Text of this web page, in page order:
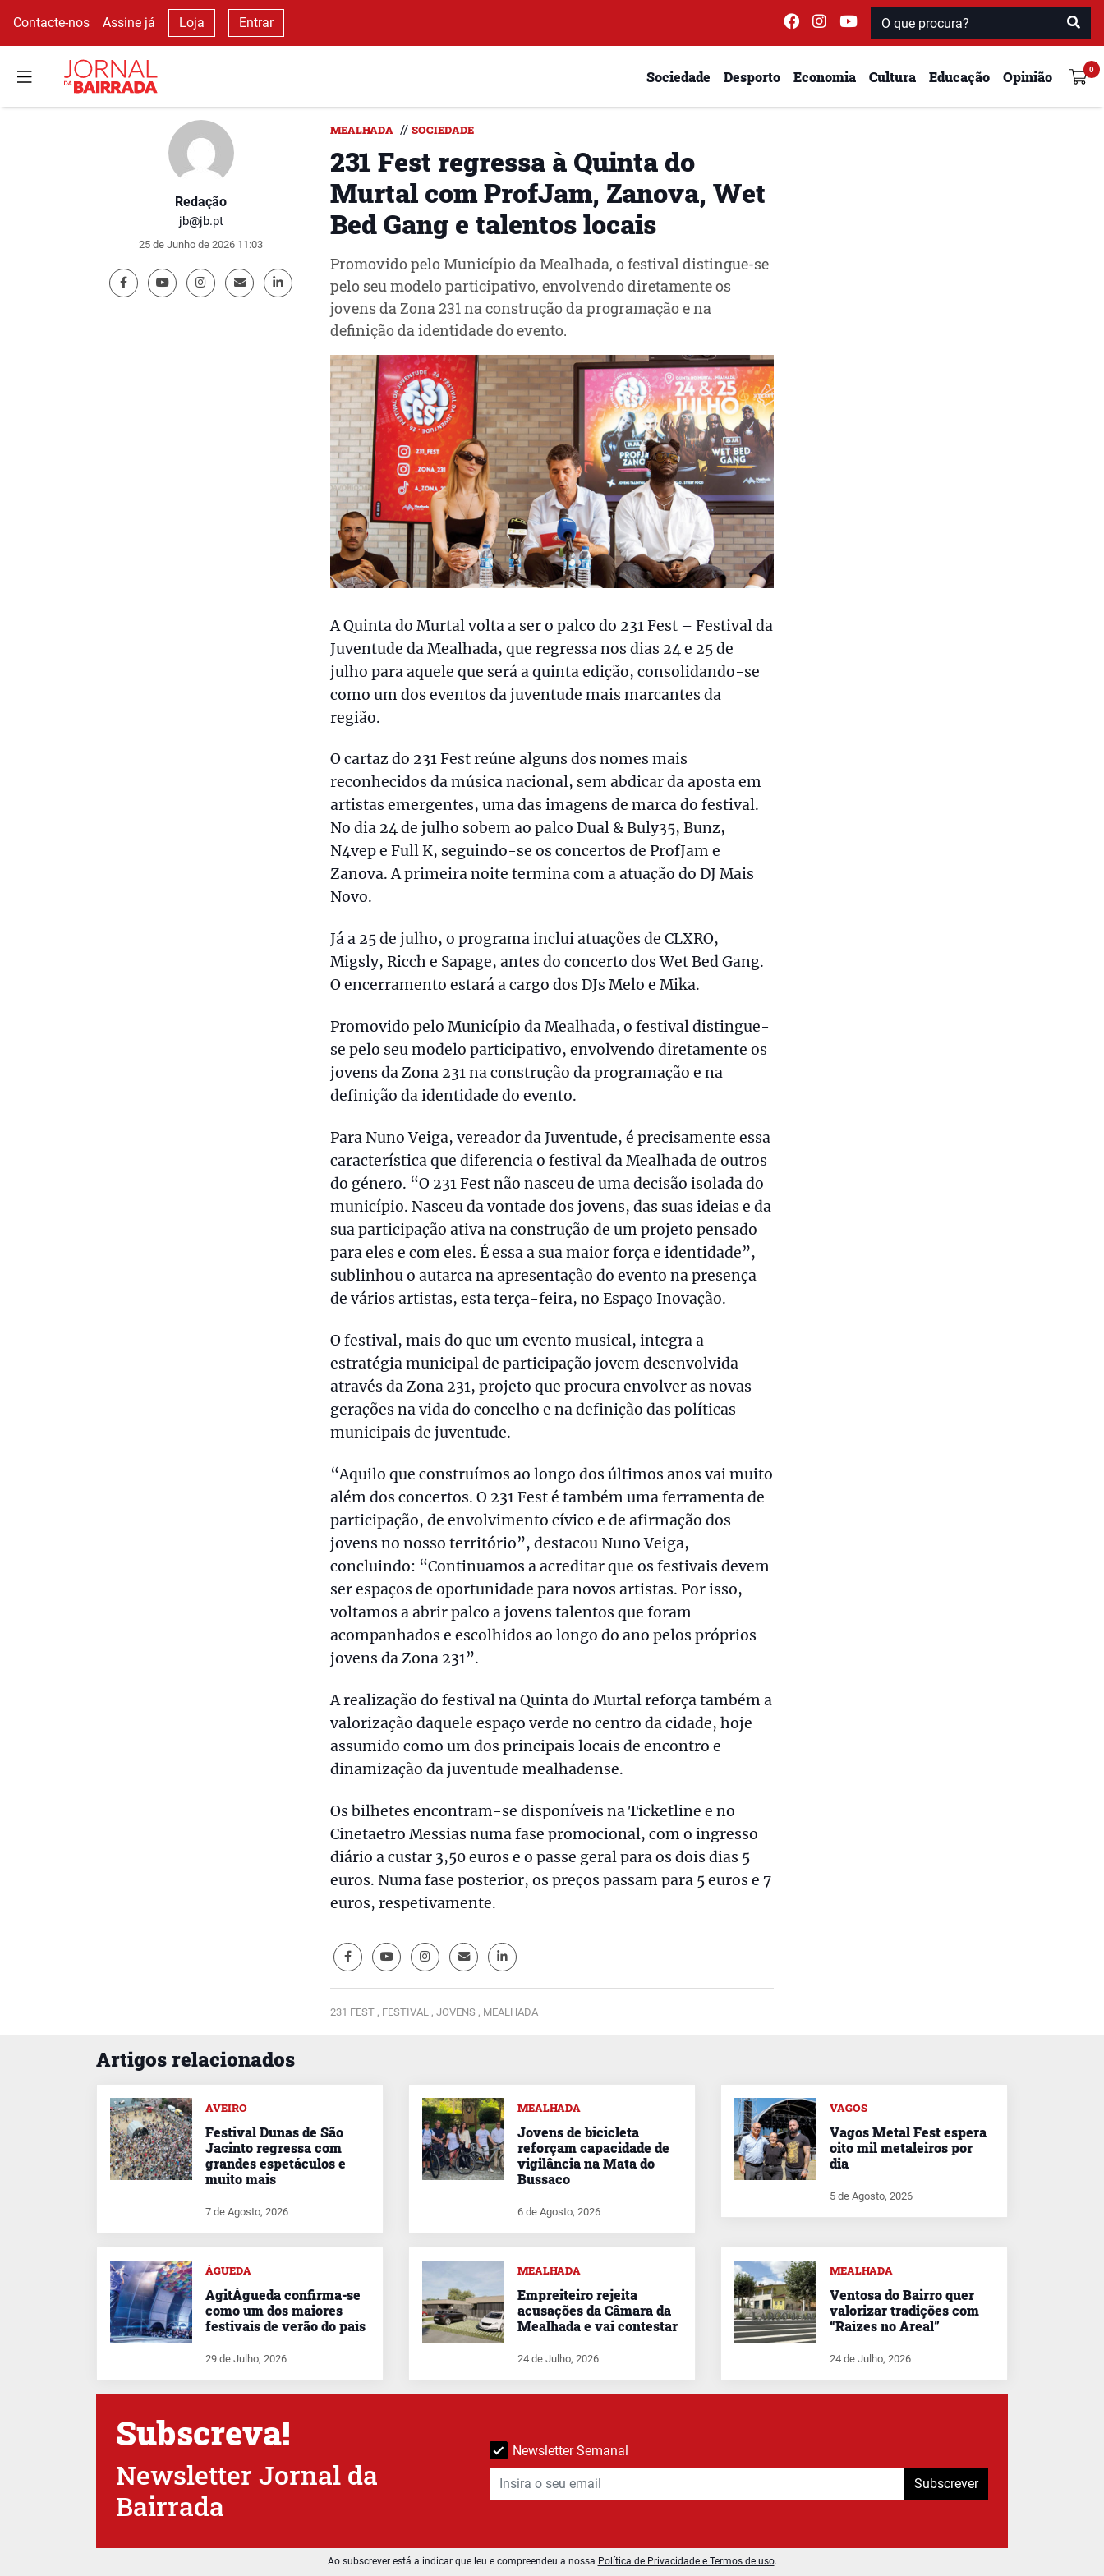
Contacte-nos Assine já Loja Entrar
Sociedade Desporto Economia Cultura Educação Opinião
Redação
jb@jb.pt
25 de Junho de 2026 11:03
MEALHADA // SOCIEDADE
231 Fest regressa à Quinta do
Murtal com ProfJam, Zanova, Wet
Bed Gang e talentos locais
Promovido pelo Município da Mealhada, o festival distingue-se
pelo seu modelo participativo, envolvendo diretamente os
jovens da Zona 231 na construção da programação e na
definição da identidade do evento.
A Quinta do Murtal volta a ser o palco do 231 Fest – Festival da
Juventude da Mealhada, que regressa nos dias 24 e 25 de
julho para aquele que será a quinta edição, consolidando-se
como um dos eventos da juventude mais marcantes da
região.
O cartaz do 231 Fest reúne alguns dos nomes mais
reconhecidos da música nacional, sem abdicar da aposta em
artistas emergentes, uma das imagens de marca do festival.
No dia 24 de julho sobem ao palco Dual & Buly35, Bunz,
N4vep e Full K, seguindo-se os concertos de ProfJam e
Zanova. A primeira noite termina com a atuação do DJ Mais
Novo.
Já a 25 de julho, o programa inclui atuações de CLXRO,
Migsly, Ricch e Sapage, antes do concerto dos Wet Bed Gang.
O encerramento estará a cargo dos DJs Melo e Mika.
Promovido pelo Município da Mealhada, o festival distingue-
se pelo seu modelo participativo, envolvendo diretamente os
jovens da Zona 231 na construção da programação e na
definição da identidade do evento.
Para Nuno Veiga, vereador da Juventude, é precisamente essa
característica que diferencia o festival da Mealhada de outros
do género. “O 231 Fest não nasceu de uma decisão isolada do
município. Nasceu da vontade dos jovens, das suas ideias e da
sua participação ativa na construção de um projeto pensado
para eles e com eles. É essa a sua maior força e identidade”,
sublinhou o autarca na apresentação do evento na presença
de vários artistas, esta terça-feira, no Espaço Inovação.
O festival, mais do que um evento musical, integra a
estratégia municipal de participação jovem desenvolvida
através da Zona 231, projeto que procura envolver as novas
gerações na vida do concelho e na definição das políticas
municipais de juventude.
“Aquilo que construímos ao longo dos últimos anos vai muito
além dos concertos. O 231 Fest é também uma ferramenta de
participação, de envolvimento cívico e de afirmação dos
jovens no nosso território”, destacou Nuno Veiga,
concluindo: “Continuamos a acreditar que os festivais devem
ser espaços de oportunidade para novos artistas. Por isso,
voltamos a abrir palco a jovens talentos que foram
acompanhados e escolhidos ao longo do ano pelos próprios
jovens da Zona 231”.
A realização do festival na Quinta do Murtal reforça também a
valorização daquele espaço verde no centro da cidade, hoje
assumido como um dos principais locais de encontro e
dinamização da juventude mealhadense.
Os bilhetes encontram-se disponíveis na Ticketline e no
Cinetaetro Messias numa fase promocional, com o ingresso
diário a custar 3,50 euros e o passe geral para os dois dias 5
euros. Numa fase posterior, os preços passam para 5 euros e 7
euros, respetivamente.
231 FEST , FESTIVAL , JOVENS , MEALHADA
Artigos relacionados
AVEIRO
Festival Dunas de São
Jacinto regressa com
grandes espetáculos e
muito mais
7 de Agosto, 2026
MEALHADA
Jovens de bicicleta
reforçam capacidade de
vigilância na Mata do
Bussaco
6 de Agosto, 2026
VAGOS
Vagos Metal Fest espera
oito mil metaleiros por
dia
5 de Agosto, 2026
ÁGUEDA
AgitÁgueda confirma-se
como um dos maiores
festivais de verão do país
29 de Julho, 2026
MEALHADA
Empreiteiro rejeita
acusações da Câmara da
Mealhada e vai contestar
24 de Julho, 2026
MEALHADA
Ventosa do Bairro quer
valorizar tradições com
“Raízes no Areal”
24 de Julho, 2026
Subscreva!
Newsletter Jornal da
Bairrada
Newsletter Semanal
Subscrever
Ao subscrever está a indicar que leu e compreendeu a nossa Política de Privacidade e Termos de uso.